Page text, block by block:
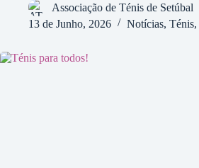
Associação de Ténis de Setúbal
13 de Junho, 2026
Notícias, Ténis,